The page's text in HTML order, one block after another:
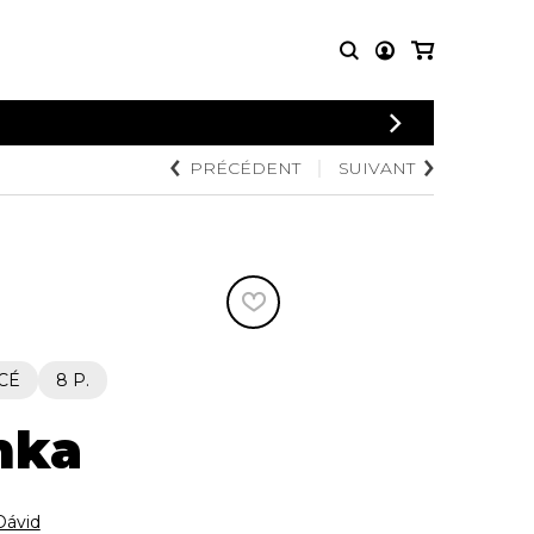
CONNEXION
PARTITIONS
POUR
Quatuor de saxophones
AUTRES
PRODUITS
Disques compacts et
DVDs
PRÉCÉDENT SUIVANT
8 P.